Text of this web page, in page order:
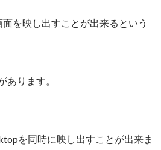
を映し出すことが出来るという
あります。
を同時に映し出すことが出来ま